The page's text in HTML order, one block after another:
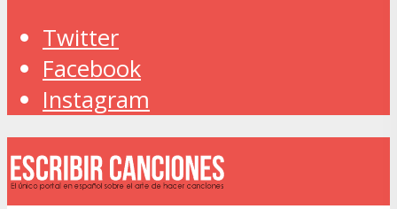
Twitter
Facebook
Instagram